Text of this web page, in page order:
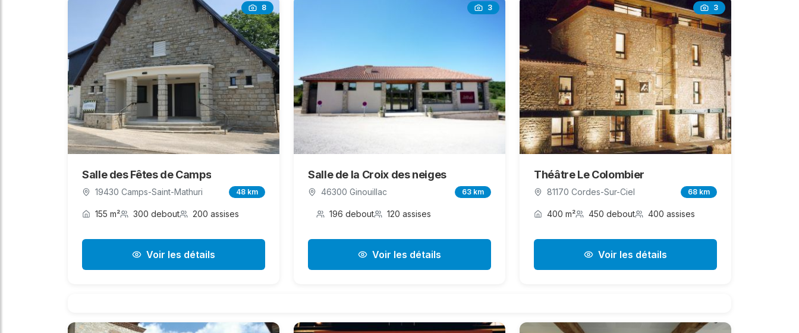
8
Salle des Fêtes de Camps
19430 Camps-Saint-Mathuri 48 km
155 m² 300 debout 200 assises
Voir les détails
3
Salle de la Croix des neiges
46300 Ginouillac 63 km
196 debout 120 assises
Voir les détails
3
Théâtre Le Colombier
81170 Cordes-Sur-Ciel 68 km
400 m² 450 debout 400 assises
Voir les détails